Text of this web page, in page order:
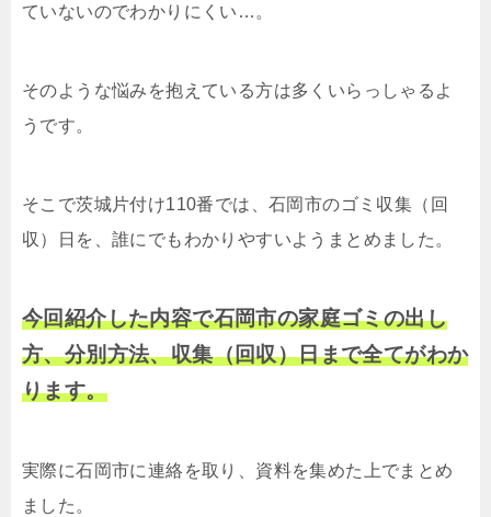
ていないのでわかりにくい…。
そのような悩みを抱えている方は多くいらっしゃるよ
うです。
そこで茨城片付け110番では、石岡市のゴミ収集（回
収）日を、誰にでもわかりやすいようまとめました。
今回紹介した内容で石岡市の家庭ゴミの出し
方、分別方法、収集（回収）日まで全てがわか
ります。
実際に石岡市に連絡を取り、資料を集めた上でまとめ
ました。